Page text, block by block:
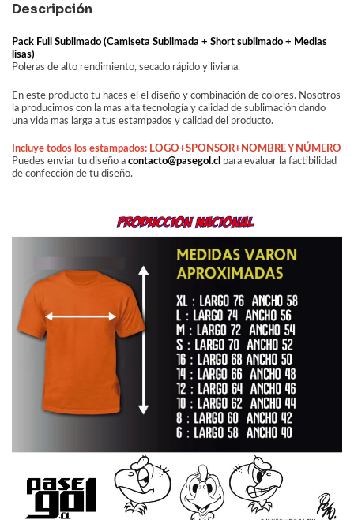
Descripción
Pack Full Sublimado (Camiseta Sublimada + Short sublimado + Medias
lisas)
Poleras de alto rendimiento, secado rápido y liviana.
En este producto tu haces el el diseño y combinación de colores. Nosotros
la producimos con la mas alta tecnología y calidad de sublimación dando
una vida mas larga a tus estampados y calidad del producto.
Incluye todos los estampados: LOGO+SPONSOR+NOMBRE Y NÚMERO
Puedes enviar tu diseño a contacto@pasegol.cl para evaluar la factibilidad
de confección de tu diseño.